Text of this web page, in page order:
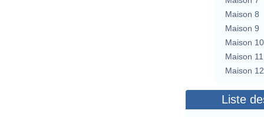
Maison 8
Maison 9
Maison 10
Maison 11
Maison 12
Liste